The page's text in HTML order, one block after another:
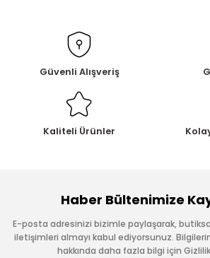
Güvenli Alışveriş
Kaliteli Ürünler
Haber Bültenimize
E-posta adresinizi bizimle paylaşarak,
iletişimleri almayı kabul ediyorsunuz.
hakkında daha fazla bilgi için